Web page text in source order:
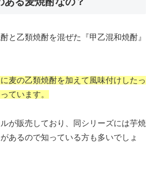
と乙類焼酎を混ぜた『甲乙混和焼酎』
麦の乙類焼酎を加えて風味付けしたっ
ています。
が販売しており、同シリーズには芋焼
あるので知っている方も多いでしょ